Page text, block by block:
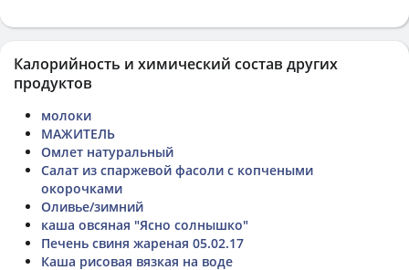
Калорийность и химический состав других
продуктов
молоки
МАЖИТЕЛЬ
Омлет натуральный
Салат из спаржевой фасоли с копчеными
окорочками
Оливье/зимний
каша овсяная "Ясно солнышко"
Печень свиня жареная 05.02.17
Каша рисовая вязкая на воде